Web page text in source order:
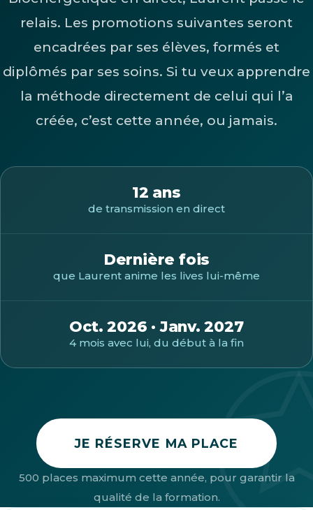
relais. Les promotions suivantes seront
encadrées par ses élèves, formés et
diplômés par ses soins. Si tu veux apprendre
la méthode directement de celui qui l’a
créée, c’est cette année, ou jamais.
12 ans
de transmission en direct
Dernière fois
que Laurent anime les lives lui-même
Oct. 2026 · Janv. 2027
4 mois avec lui, du début à la fin
JE RÉSERVE MA PLACE
500 places maximum cette année, pour garantir la
qualité de la formation.